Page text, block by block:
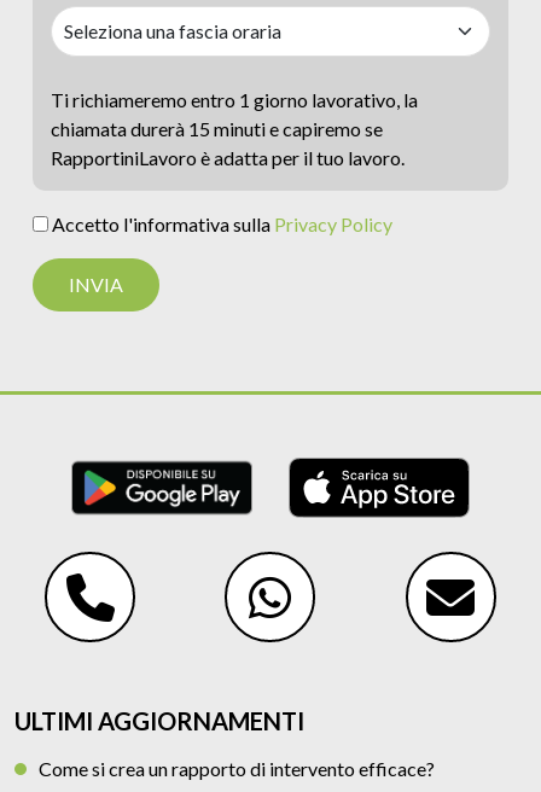
Ti richiameremo entro 1 giorno lavorativo, la
chiamata durerà 15 minuti e capiremo se
RapportiniLavoro è adatta per il tuo lavoro.
Accetto l'informativa sulla Privacy Policy
ULTIMI AGGIORNAMENTI
Come si crea un rapporto di intervento efficace?